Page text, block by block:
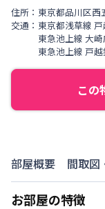
住所： 東京都品川区西
交通： 東京都浅草線
東急池上線 大
東急池上線 戸
この
部屋概要 間取図
お部屋の特徴